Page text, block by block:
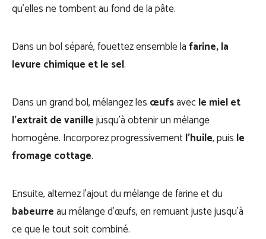
qu’elles ne tombent au fond de la pâte.
Dans un bol séparé, fouettez ensemble lafarine, la
levure chimique et le sel.
Dans un grand bol, mélangez les œufsavecle miel et
l’extrait de vanillejusqu’à obtenir un mélange
homogène. Incorporez progressivementl’huile, puis le
fromage cottage.
Ensuite, alternez l’ajout du mélange de farine et du
babeurreau mélange d’œufs, en remuant juste jusqu’à
ce que le tout soit combiné.